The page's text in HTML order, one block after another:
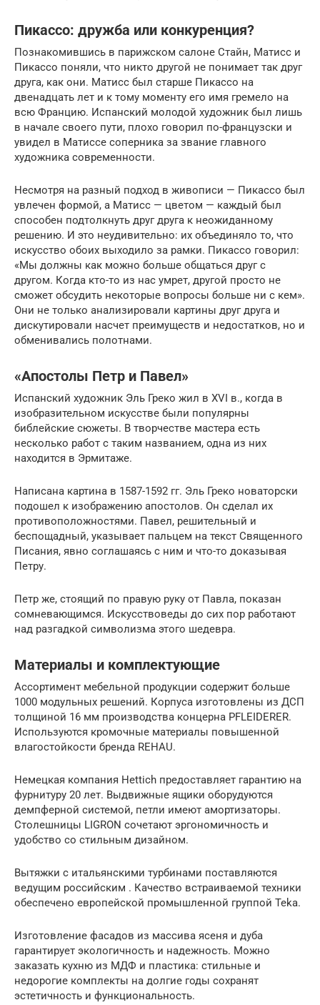
Пикассо: дружба или конкуренция?
Познакомившись в парижском салоне Стайн, Матисс и
Пикассо поняли, что никто другой не понимает так друг
друга, как они. Матисс был старше Пикассо на
двенадцать лет и к тому моменту его имя гремело на
всю Францию. Испанский молодой художник был лишь
в начале своего пути, плохо говорил по-французски и
увидел в Матиссе соперника за звание главного
художника современности.
Несмотря на разный подход в живописи — Пикассо был
увлечен формой, а Матисс — цветом — каждый был
способен подтолкнуть друг друга к неожиданному
решению. И это неудивительно: их объединяло то, что
искусство обоих выходило за рамки. Пикассо говорил:
«Мы должны как можно больше общаться друг с
другом. Когда кто-то из нас умрет, другой просто не
сможет обсудить некоторые вопросы больше ни с кем».
Они не только анализировали картины друг друга и
дискутировали насчет преимуществ и недостатков, но и
обменивались полотнами.
«Апостолы Петр и Павел»
Испанский художник Эль Греко жил в XVI в., когда в
изобразительном искусстве были популярны
библейские сюжеты. В творчестве мастера есть
несколько работ с таким названием, одна из них
находится в Эрмитаже.
Написана картина в 1587-1592 гг. Эль Греко новаторски
подошел к изображению апостолов. Он сделал их
противоположностями. Павел, решительный и
беспощадный, указывает пальцем на текст Священного
Писания, явно соглашаясь с ним и что-то доказывая
Петру.
Петр же, стоящий по правую руку от Павла, показан
сомневающимся. Искусствоведы до сих пор работают
над разгадкой символизма этого шедевра.
Материалы и комплектующие
Ассортимент мебельной продукции содержит больше
1000 модульных решений. Корпуса изготовлены из ДСП
толщиной 16 мм производства концерна PFLEIDERER.
Используются кромочные материалы повышенной
влагостойкости бренда REHAU.
Немецкая компания Hettich предоставляет гарантию на
фурнитуру 20 лет. Выдвижные ящики оборудуются
демпферной системой, петли имеют амортизаторы.
Столешницы LIGRON сочетают эргономичность и
удобство со стильным дизайном.
Вытяжки с итальянскими турбинами поставляются
ведущим российским . Качество встраиваемой техники
обеспечено европейской промышленной группой Teka.
Изготовление фасадов из массива ясеня и дуба
гарантирует экологичность и надежность. Можно
заказать кухню из МДФ и пластика: стильные и
недорогие комплекты на долгие годы сохранят
эстетичность и функциональность.